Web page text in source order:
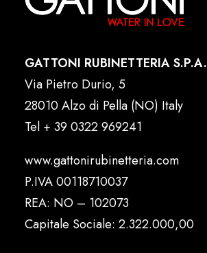
GATTONI RUBINETTERIA S.P.A.
Via Pietro Durio, 5
28010 Alzo di Pella (NO) Italy
Tel + 39 0322 969241
www.gattonirubinetteria.com
P.IVA 00118710037
REA: NO – 102073
Capitale Sociale: 2.322.000,00